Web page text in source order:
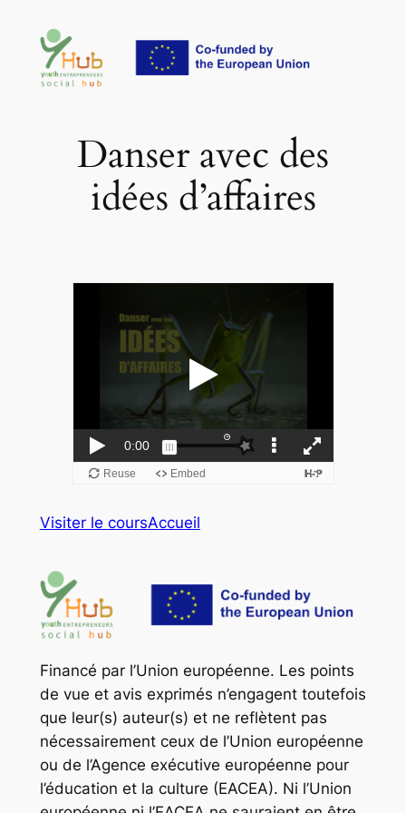
contenu
Danser avec des
idées d’affaires
Visiter le coursAccueil
Financé par l’Union européenne. Les points
de vue et avis exprimés n’engagent toutefois
que leur(s) auteur(s) et ne reflètent pas
nécessairement ceux de l’Union européenne
ou de l’Agence exécutive européenne pour
l’éducation et la culture (EACEA). Ni l’Union